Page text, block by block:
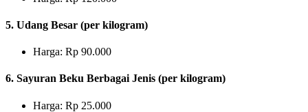
5. Udang Besar (per kilogram)
Harga: Rp 90.000
6. Sayuran Beku Berbagai Jenis (per kilogram)
Harga: Rp 25.000